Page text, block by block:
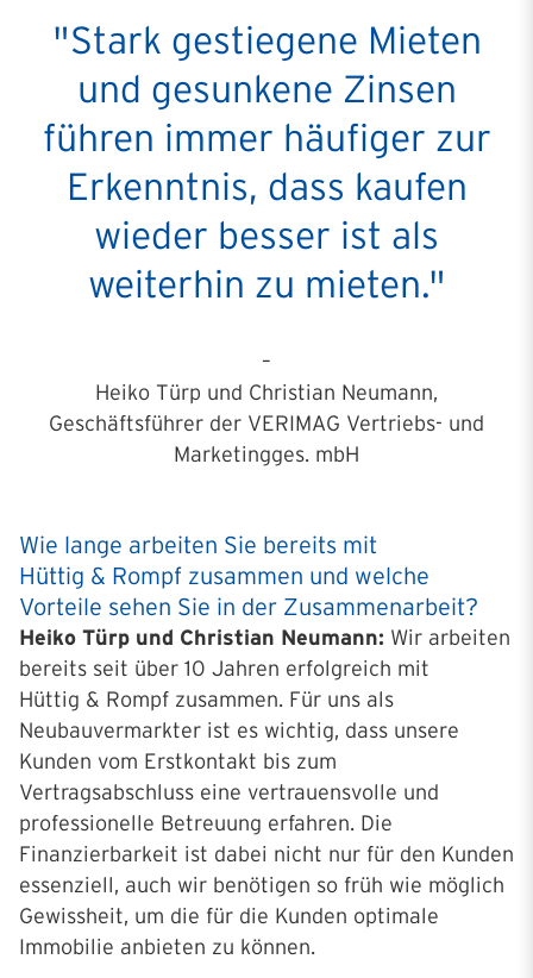
"Stark gestiegene Mieten
und gesunkene Zinsen
führen immer häufiger zur
Erkenntnis, dass kaufen
wieder besser ist als
weiterhin zu mieten."
–
Heiko Türp und Christian Neumann,
Geschäftsführer der VERIMAG Vertriebs- und
Marketingges. mbH
Wie lange arbeiten Sie bereits mit
Hüttig & Rompf zusammen und welche
Vorteile sehen Sie in der Zusammenarbeit?
Heiko Türp und Christian Neumann: Wir arbeiten
bereits seit über 10 Jahren erfolgreich mit
Hüttig & Rompf zusammen. Für uns als
Neubauvermarkter ist es wichtig, dass unsere
Kunden vom Erstkontakt bis zum
Vertragsabschluss eine vertrauensvolle und
professionelle Betreuung erfahren. Die
Finanzierbarkeit ist dabei nicht nur für den Kunden
essenziell, auch wir benötigen so früh wie möglich
Gewissheit, um die für die Kunden optimale
Immobilie anbieten zu können.